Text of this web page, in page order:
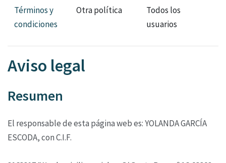
Términos y
condiciones
Otra política
Todos los
usuarios
Aviso legal
Resumen
El responsable de esta página web es: YOLANDA GARCÍA
ESCODA, con C.I.F.